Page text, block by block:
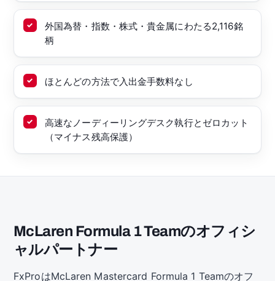
外国為替・指数・株式・貴金属にわたる2,116銘
柄
ほとんどの方法で入出金手数料なし
高速なノーディーリングデスク執行とゼロカット
（マイナス残高保護）
McLaren Formula 1 Teamのオフィシ
ャルパートナー
FxProはMcLaren Mastercard Formula 1 Teamのオフ